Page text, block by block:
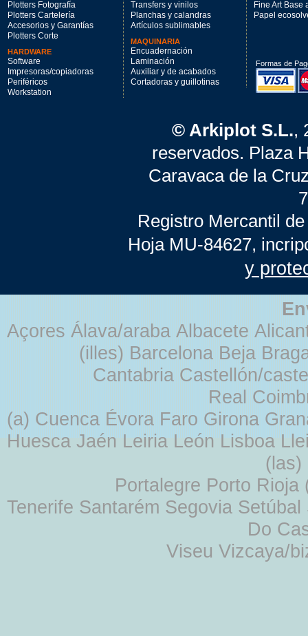
Plotters Fotografía
Plotters Cartelería
Accesorios y Garantías
Plotters Corte
HARDWARE
Software
Impresoras/copiadoras
Periféricos
Workstation
Transfers y vinilos
Planchas y calandras
Artículos sublimables
MAQUINARIA
Encuadernación
Laminación
Auxiliar y de acabados
Cortadoras y guillotinas
Fine Art Base
Papel
Formas de
© Arkiplot S.L.,
reservados. Plaza
Caravaca de la
Registro Mercantil
Hoja MU-84627,
y
Açores Álava/araba Albacete
(illes) Barcelona Beja
Cantabria Castellón/
Real
(a) Cuenca Évora Faro Girona
Huesca Jaén Leiria León Lisboa
Portalegre Porto
Tenerife Santarém Segovia
Do
Viseu Vizcaya/